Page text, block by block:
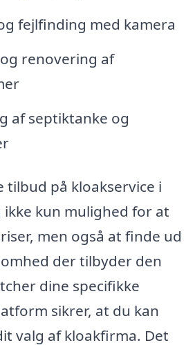
fejlfinding med kamera
renovering af
af septiktanke og
tilbud på kloakservice i
ikke kun mulighed for at
men også at finde ud
der tilbyder den
dine specifikke
sikrer, at du kan
valg af kloakfirma. Det